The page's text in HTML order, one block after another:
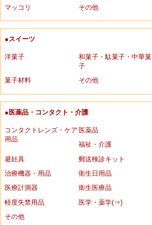
マッコリ
その他
●スイーツ
洋菓子
和菓子・駄菓子・中華菓
子
菓子材料
その他
●医薬品・コンタクト・介護
コンタクトレンズ・ケア
用品
医薬品
福祉・介護
避妊具
郵送検診キット
治療機器・用品
衛生日用品
医療計測器
衛生医療品
軽度失禁用品
医学・薬学(⇒)
その他